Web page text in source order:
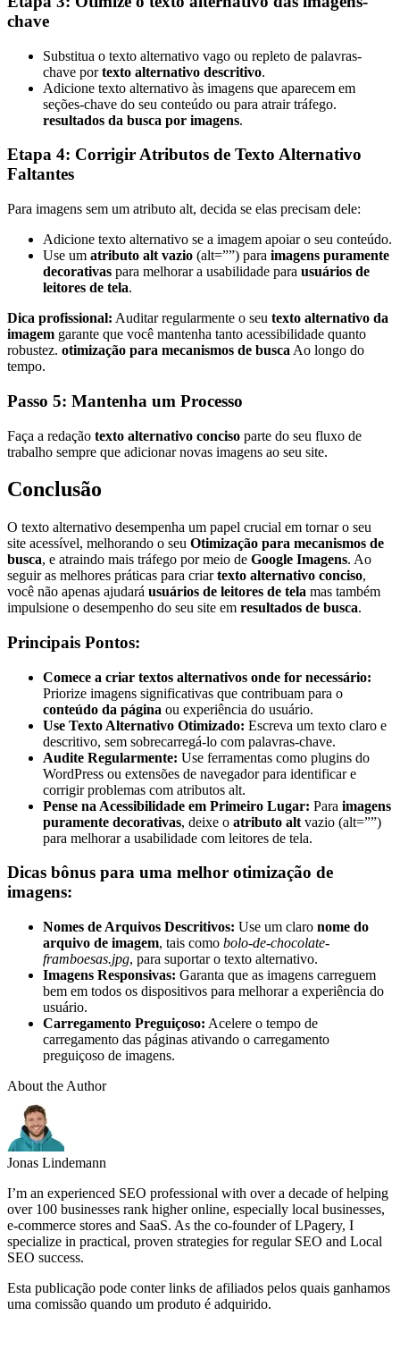
chave
Substitua o texto alternativo vago ou repleto de palavras-
chave portexto alternativo descritivo.
Adicione texto alternativo às imagens que aparecem em
seções-chave do seu conteúdo ou para atrair tráfego.
resultados da busca por imagens.
Etapa 4: Corrigir Atributos de Texto Alternativo
Faltantes
Para imagens sem um atributo alt, decida se elas precisam dele:
Adicione texto alternativo se a imagem apoiar o seu conteúdo.
Use um atributo alt vazio (alt=””) para imagens puramente
decorativas para melhorar a usabilidade para usuários de
leitores de tela.
Dica profissional: Auditar regularmente o seu texto alternativo da
imagem garante que você mantenha tanto acessibilidade quanto
robustez. otimização para mecanismos de busca Ao longo do
tempo.
Passo 5: Mantenha um Processo
Faça a redação texto alternativo conciso parte do seu fluxo de
trabalho sempre que adicionar novas imagens ao seu site.
Conclusão
O texto alternativo desempenha um papel crucial em tornar o seu
site acessível, melhorando o seu Otimização para mecanismos de
busca, e atraindo mais tráfego por meio de Google Imagens. Ao
seguir as melhores práticas para criartexto alternativo conciso,
você não apenas ajudará usuários de leitores de tela mas também
impulsione o desempenho do seu site em resultados de busca.
Principais Pontos:
Comece a criar textos alternativos onde for necessário:
Priorize imagens significativas que contribuam para o
conteúdo da página ou experiência do usuário.
Use Texto Alternativo Otimizado: Escreva um texto claro e
descritivo, sem sobrecarregá-lo com palavras-chave.
Audite Regularmente: Use ferramentas como plugins do
WordPress ou extensões de navegador para identificar e
corrigir problemas com atributos alt.
Pense na Acessibilidade em Primeiro Lugar: Para imagens
puramente decorativas, deixe o atributo alt vazio (alt=””)
para melhorar a usabilidade com leitores de tela.
Dicas bônus para uma melhor otimização de
imagens:
Nomes de Arquivos Descritivos: Use um claro nome do
arquivo de imagem, tais como bolo-de-chocolate-
framboesas.jpg, para suportar o texto alternativo.
Imagens Responsivas: Garanta que as imagens carreguem
bem em todos os dispositivos para melhorar a experiência do
usuário.
Carregamento Preguiçoso: Acelere o tempo de
carregamento das páginas ativando o carregamento
preguiçoso de imagens.
About the Author
Jonas Lindemann
I’m an experienced SEO professional with over a decade of helping
over 100 businesses rank higher online, especially local businesses,
e-commerce stores and SaaS. As the co-founder of LPagery, I
specialize in practical, proven strategies for regular SEO and Local
SEO success.
Esta publicação pode conter links de afiliados pelos quais ganhamos
uma comissão quando um produto é adquirido.